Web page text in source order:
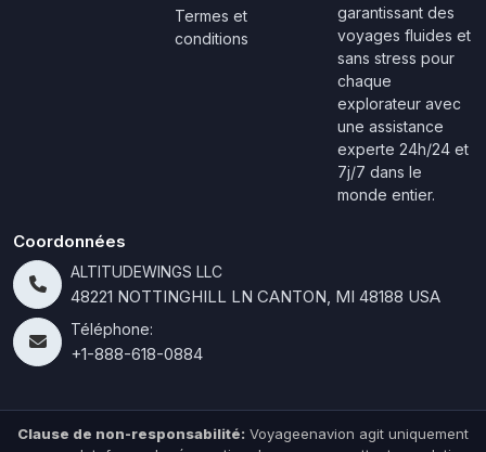
Termes et
conditions
garantissant des
voyages fluides et
sans stress pour
chaque
explorateur avec
une assistance
experte 24h/24 et
7j/7 dans le
monde entier.
Coordonnées
ALTITUDEWINGS LLC
48221 NOTTINGHILL LN CANTON, MI 48188 USA
Téléphone:
+1-888-618-0884
Clause de non-responsabilité: Voyageenavion agit uniquement